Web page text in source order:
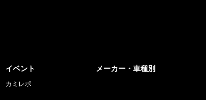
イベント
カミレポ
メーカー・車種別